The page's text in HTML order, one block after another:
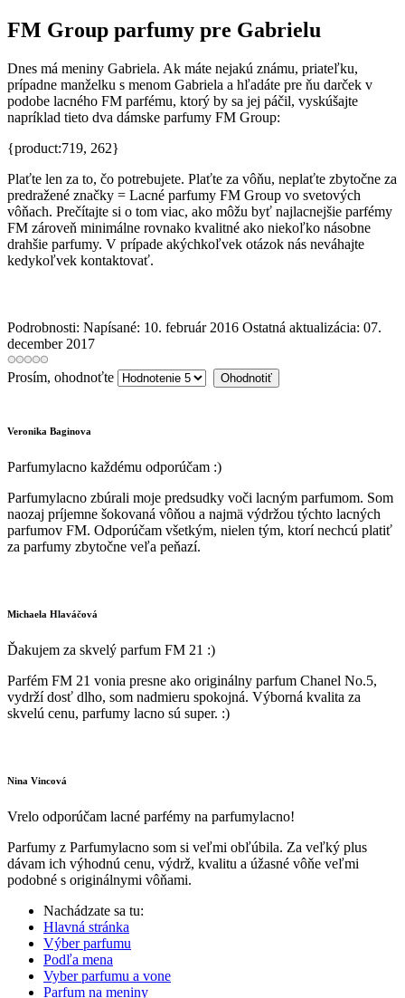
FM Group parfumy pre Gabrielu
Dnes má meniny Gabriela. Ak máte nejakú známu, priateľku,
prípadne manželku s menom Gabriela a hľadáte pre ňu darček v
podobe lacného FM parfému, ktorý by sa jej páčil, vyskúšajte
napríklad tieto dva dámske parfumy FM Group:
{product:719, 262}
Plaťte len za to, čo potrebujete. Plaťte za vôňu, neplaťte zbytočne za
predražené značky = Lacné parfumy FM Group vo svetových
vôňach. Prečítajte si o tom viac, ako môžu byť najlacnejšie parfémy
FM zároveň minimálne rovnako kvalitné ako niekoľko násobne
drahšie parfumy. V prípade akýchkoľvek otázok nás neváhajte
kedykoľvek kontaktovať.
Podrobnosti: Napísané: 10. február 2016 Ostatná aktualizácia: 07.
december 2017
Prosím, ohodnoťte
Veronika Baginova
Parfumylacno každému odporúčam :)
Parfumylacno zbúrali moje predsudky voči lacným parfumom. Som
naozaj príjemne šokovaná vôňou a najmä výdržou týchto lacných
parfumov FM. Odporúčam všetkým, nielen tým, ktorí nechcú platiť
za parfumy zbytočne veľa peňazí.
Michaela Hlaváčová
Ďakujem za skvelý parfum FM 21 :)
Parfém FM 21 vonia presne ako originálny parfum Chanel No.5,
vydrží dosť dlho, som nadmieru spokojná. Výborná kvalita za
skvelú cenu, parfumy lacno sú super. :)
Nina Vincová
Vrelo odporúčam lacné parfémy na parfumylacno!
Parfumy z Parfumylacno som si veľmi obľúbila. Za veľký plus
dávam ich výhodnú cenu, výdrž, kvalitu a úžasné vôňe veľmi
podobné s originálnymi vôňami.
Nachádzate sa tu:
Hlavná stránka
Výber parfumu
Podľa mena
Vyber parfumu a vone
Parfum na meniny